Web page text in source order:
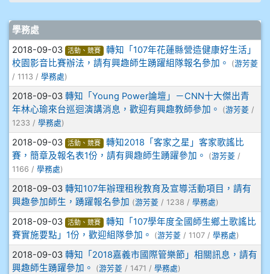
908彭主豪
909林柏翰
909林玉楓
909林朝智
910謝尚橙
910呂芃澔
910溫婕伶
911王祉傑
911張 婷
文章列表
學務處
2018-09-03 活動、競賽
轉知「107年花蓮縣營造健康好生活」
校園影音比賽辦法，請有興趣師生踴躍組隊報名參加。
(游芳菱
/ 1113 / 學務處)
2018-09-03 轉知「Young Power論壇」－CNN十大傑出青
年林心瑜來台巡迴演講消息，歡迎有興趣教師參加。
(游芳菱 /
1233 / 學務處)
2018-09-03 活動、競賽
轉知2018「客家之星」客家歌謠比
賽，簡章及報名表1份，請有興趣師生踴躍參加。
(游芳菱 /
1166 / 學務處)
2018-09-03 轉知107年辦理租稅教育及宣導活動項目，請有
興趣參加師生，踴躍報名參加 (游芳菱 / 1238 / 學務處)
2018-09-03 活動、競賽
轉知「107學年度全國師生鄉土歌謠比
賽實施要點」1份，歡迎組隊參加。
(游芳菱 / 1107 / 學務處)
2018-09-03 轉知「2018嘉義市國際管樂節」相關訊息，請有
興趣師生踴躍參加。
(游芳菱 / 1471 / 學務處)